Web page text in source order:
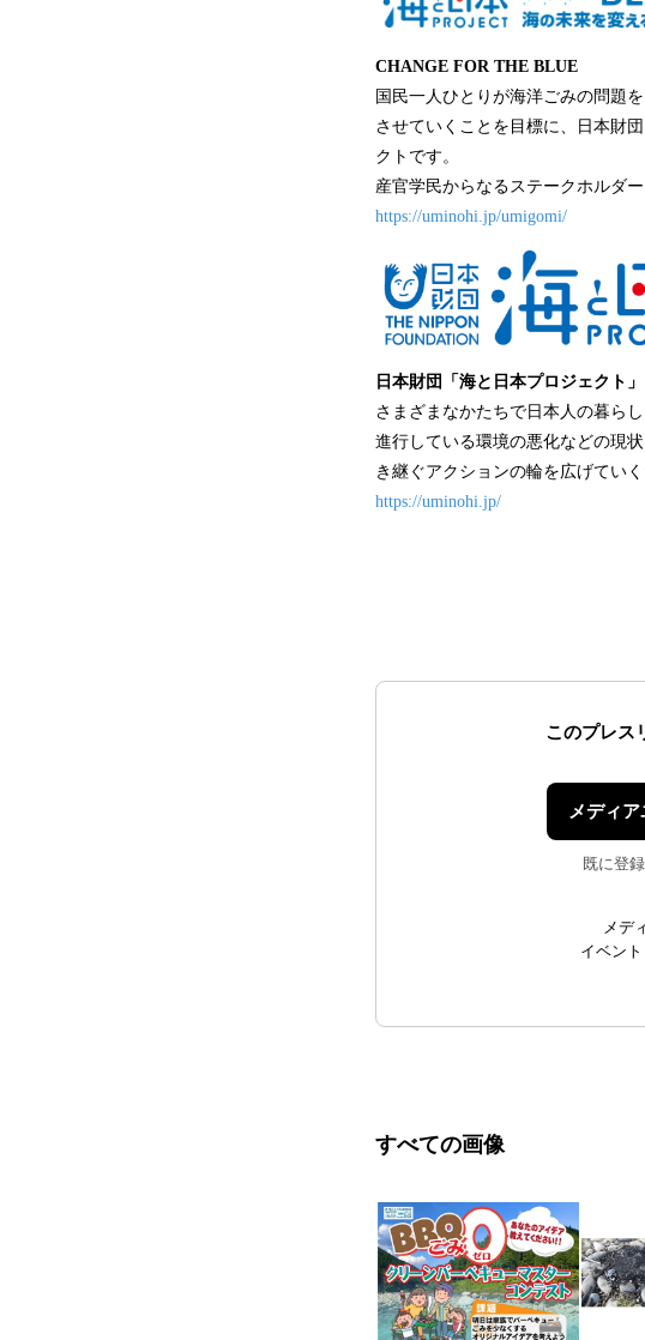
CHANGE FOR THE BLUE
国民一人ひとりが海洋ごみの問題
させていくことを目標に、日本財
クトです。
産官学民からなるステークホルダ
https://uminohi.jp/umigomi/
日本財団「海と日本プロジェクト」
さまざまなかたちで日本人の暮ら
進行している環境の悪化などの現
き継ぐアクションの輪を広げてい
https://uminohi.jp/
このプレス
メディ
既に登
メデ
イベン
すべての画像